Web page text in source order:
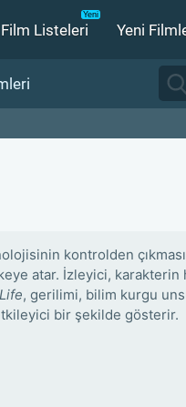
Film Listeleri Yeni
kontrolden
atar. İzleyici, karakterin
, gerilimi, bilim kurgu
bir şekilde gösterir.